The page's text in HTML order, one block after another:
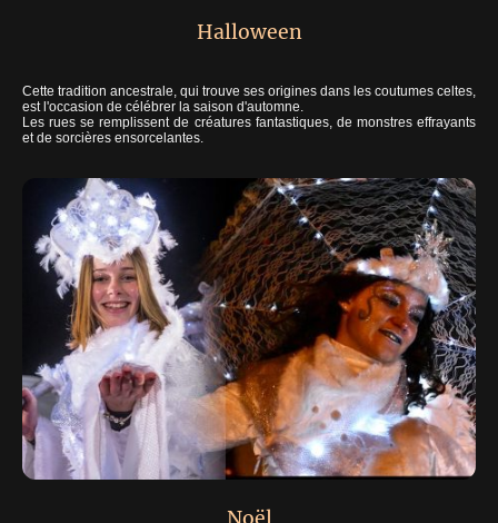
Halloween
Cette tradition ancestrale, qui trouve ses origines dans les coutumes celtes,
est l'occasion de célébrer la saison d'automne.
Les rues se remplissent de créatures fantastiques, de monstres effrayants
et de sorcières ensorcelantes.